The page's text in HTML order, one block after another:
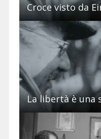
Croce visto da
La libertà è una